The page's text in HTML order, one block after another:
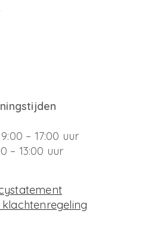
– 17:00 uur
– 13:00 uur